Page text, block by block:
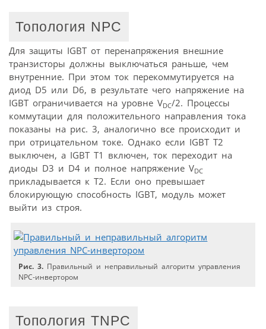
Топология NPC
Для защиты IGBT от перенапряжения внешние
транзисторы должны выключаться раньше, чем
внутренние. При этом ток перекоммутируется на
диод D5 или D6, в результате чего напряжение на
IGBT ограничивается на уровне VDC/2. Процессы
коммутации для положительного направления тока
показаны на рис. 3, аналогично все происходит и
при отрицательном токе. Однако если IGBT T2
выключен, а IGBT T1 включен, ток переходит на
диоды D3 и D4 и полное напряжение VDC
прикладывается к T2. Если оно превышает
блокирующую способность IGBT, модуль может
выйти из строя.
Рис. 3. Правильный и неправильный алгоритм управления
NPC-инвертором
Топология ТNPC